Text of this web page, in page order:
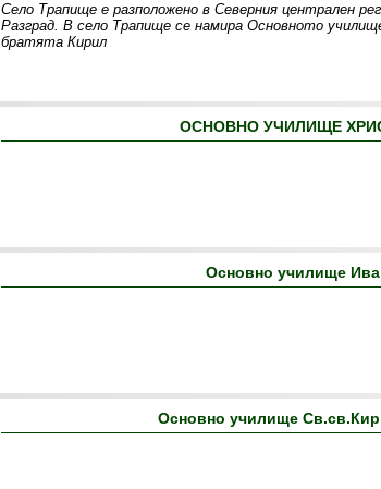
Село Трапище е разположено в Северния централен
Разград. В село Трапище се намира Основното
братята Кирил
ОСНОВНО УЧИЛИЩЕ
Основно училище
Основно училище